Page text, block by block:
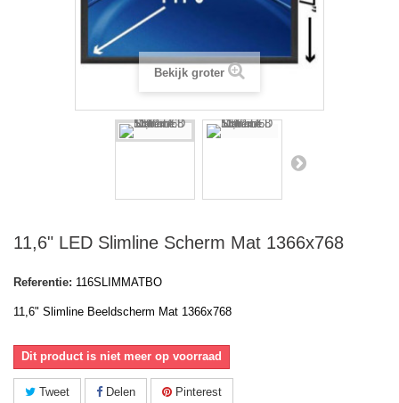
Bekijk groter
11,6" LED Slimline Scherm Mat 1366x768
Referentie: 116SLIMMATBO
11,6" Slimline Beeldscherm Mat 1366x768
Dit product is niet meer op voorraad
Tweet Delen Pinterest